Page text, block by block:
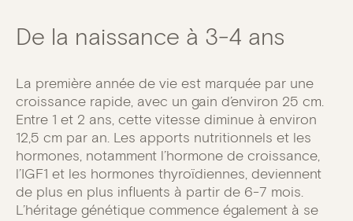
De la naissance à 3-4 ans
La première année de vie est marquée par une
croissance rapide, avec un gain d’environ 25 cm.
Entre 1 et 2 ans, cette vitesse diminue à environ
12,5 cm par an. Les apports nutritionnels et les
hormones, notamment l’hormone de croissance,
l’IGF1 et les hormones thyroïdiennes, deviennent
de plus en plus influents à partir de 6-7 mois.
L’héritage génétique commence également à se